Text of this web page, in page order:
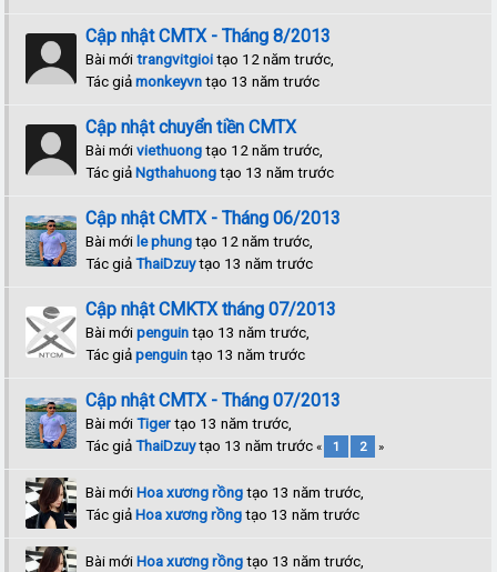
Cập nhật CMTX - Tháng 8/2013
Bài mớitrangvitgioitạo 12 năm trước,
Tác giảmonkeyvntạo 13 năm trước
Cập nhật chuyển tiền CMTX
Bài mớiviethuongtạo 12 năm trước,
Tác giảNgthahuongtạo 13 năm trước
Cập nhật CMTX - Tháng 06/2013
Bài mới le phungtạo 12 năm trước,
Tác giảThaiDzuytạo 13 năm trước
Cập nhật CMKTX tháng 07/2013
Bài mớipenguintạo 13 năm trước,
Tác giảpenguintạo 13 năm trước
Cập nhật CMTX - Tháng 07/2013
Bài mớiTigertạo 13 năm trước,
Tác giảThaiDzuytạo 13 năm trước« 1 2 »
Bài mớiHoa xương rồngtạo 13 năm trước,
Tác giảHoa xương rồngtạo 13 năm trước
Bài mớiHoa xương rồngtạo 13 năm trước,